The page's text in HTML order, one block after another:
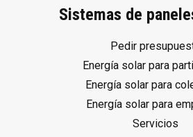
Sistemas de
Pedir
Energía solar para
Energía solar para
Energía solar para
Servicios